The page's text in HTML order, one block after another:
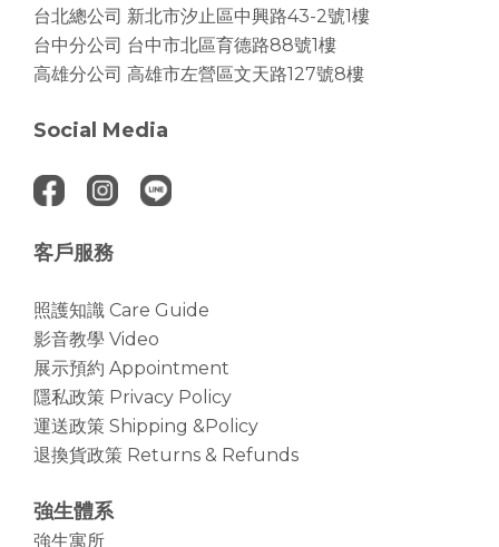
台北總公司 新北市汐止區中興路43-2號1樓
台中分公司 台中市北區育德路88號1樓
高雄分公司 高雄市左營區文天路127號8樓
Social Media
客戶服務
照護知識 Care Guide
影音教學 Video
展示預約 Appointment
隱私政策 Privacy Policy
運送政策 Shipping &Policy
退換貨政策 Returns & Refunds
強生體系
強生寓所